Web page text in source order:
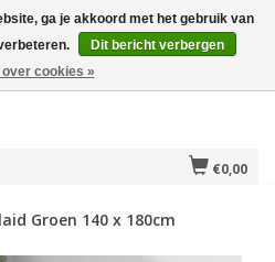
€0,00
Groen 140 x 180cm
ga je akkoord met het gebruik van
Dit bericht verbergen
over cookies »